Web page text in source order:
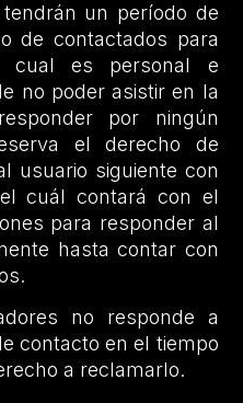
un período de
de contactados para
cual es personal e
no poder asistir en la
por ningún
el derecho de
usuario siguiente con
cuál contará con el
para responder al
hasta contar con
no responde a
contacto en el tiempo
a reclamarlo.